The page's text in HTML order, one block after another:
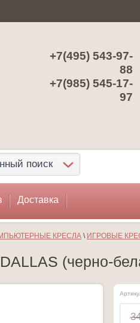
+7(495) 543-97-
88
+7(985) 545-17-
97
поиск
Доставка
КРЕСЛА \ ИГРОВЫЕ
(черно-